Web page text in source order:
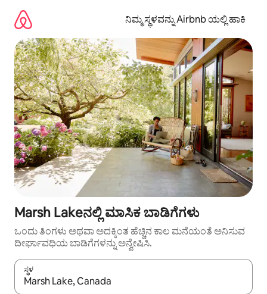
ಹೋಗಿ
ನಿಮ್ಮ ಸ್ಥಳವನ್ನು Airbnb ಯಲ್ಲಿ ಹಾಕಿ
Marsh Lakeನಲ್ಲಿ ಮಾಸಿಕ ಬಾಡಿಗೆಗಳು
ಒಂದು ತಿಂಗಳು ಅಥವಾ ಅದಕ್ಕಿಂತ ಹೆಚ್ಚಿನ ಕಾಲ ಮನೆಯಂತೆ ಅನಿಸುವ
ದೀರ್ಘಾವಧಿಯ ಬಾಡಿಗೆಗಳನ್ನು ಅನ್ವೇಷಿಸಿ.
ಸ್ಥಳ
ಫಲಿತಾಂಶಗಳು ಲಭ್ಯವಿರುವಾಗ, ಅಪ್ ಮತ್ತು ಡೌನ್ ಬಾಣದ ಕೀಲಿಗಳೊಂದಿಗೆ